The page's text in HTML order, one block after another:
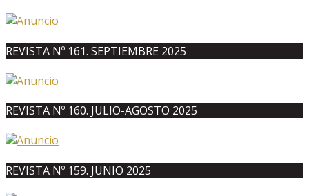
REVISTA Nº 161. SEPTIEMBRE 2025
REVISTA Nº 160. JULIO-AGOSTO 2025
REVISTA Nº 159. JUNIO 2025